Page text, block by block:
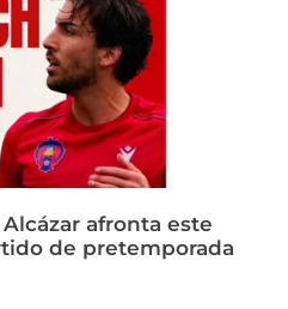
afronta este
de pretemporada